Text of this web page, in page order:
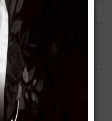
ผู้เขียน
เขียนโดย ชล
ธิชา แสน
เพียง
เขียนโดย ชล
ธิชา แสน
เพียง